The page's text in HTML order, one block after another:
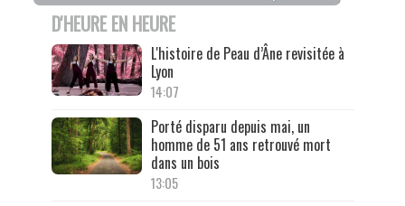
D'HEURE EN HEURE
L'histoire de Peau d’Âne revisitée à
Lyon
14:07
Porté disparu depuis mai, un
homme de 51 ans retrouvé mort
dans un bois
13:05